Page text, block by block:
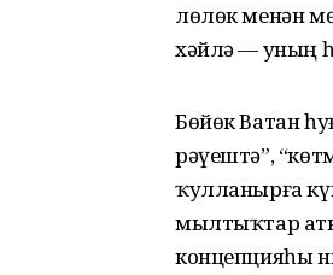
лөлөк менән
хәйлә — уның
Бөйөк Ватан
рәүештә”,
ҡулланырға
мылтыҡтар
концепцияһы